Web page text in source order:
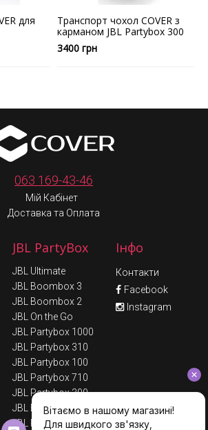
для
Транспорт чохол COVER з
карманом JBL Partybox 300
3400 грн
063 169-43-46
Мій Кабінет
Доставка та Оплата
JBL PartyBox
JBL Ultimate
JBL Boombox 3
JBL Boombox 2
JBL On the Go
JBL Partybox 1000
JBL Partybox 310
JBL Partybox 100
JBL Partybox 710
JBL Partybox 300
JBL Encore
JBL Partybox 110
Інфо
Контакти
Facebook
Instagram